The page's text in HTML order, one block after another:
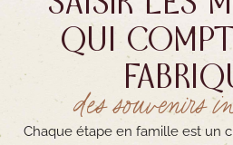
QUI
des souvenirs
Chaque étape en famille est un